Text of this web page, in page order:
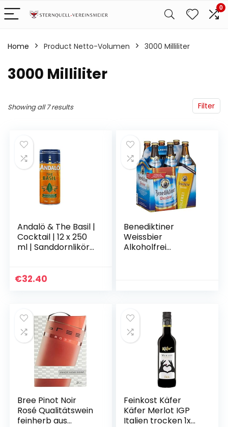
0
Home Product Netto-Volumen ‎3000 Milliliter
‎3000 Milliliter
Filter
Showing all 7 results
Andalö & The Basil |
Cocktail | 12 x 250
ml | Sanddornlikör
Frischer
€32.40
Benediktiner
Weissbier
Alkoholfrei
Bree Pinot Noir
Rosé Qualitätswein
feinherb aus
Feinkost Käfer
Käfer Merlot IGP
Italien trocken 1x